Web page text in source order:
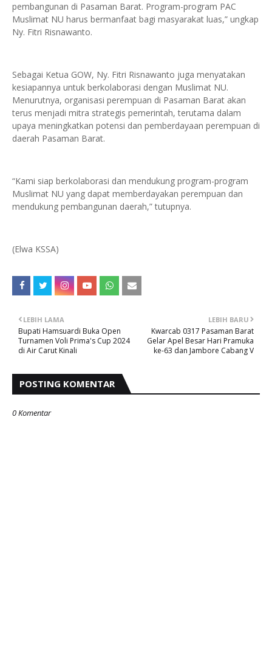
pembangunan di Pasaman Barat. Program-program PAC
Muslimat NU harus bermanfaat bagi masyarakat luas,” ungkap
Ny. Fitri Risnawanto.
Sebagai Ketua GOW, Ny. Fitri Risnawanto juga menyatakan
kesiapannya untuk berkolaborasi dengan Muslimat NU.
Menurutnya, organisasi perempuan di Pasaman Barat akan
terus menjadi mitra strategis pemerintah, terutama dalam
upaya meningkatkan potensi dan pemberdayaan perempuan di
daerah Pasaman Barat.
“Kami siap berkolaborasi dan mendukung program-program
Muslimat NU yang dapat memberdayakan perempuan dan
mendukung pembangunan daerah,” tutupnya.
(Elwa KSSA)
LEBIH BARU
Kwarcab 0317 Pasaman Barat
Gelar Apel Besar Hari Pramuka
ke-63 dan Jambore Cabang V
LEBIH LAMA
Bupati Hamsuardi Buka Open
Turnamen Voli Prima's Cup 2024
di Air Carut Kinali
POSTING KOMENTAR
0 Komentar